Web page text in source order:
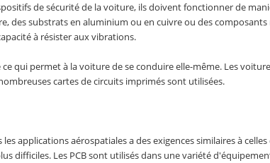
de sécurité de la voiture, ils doivent fonctionner de
des substrats en aluminium ou en cuivre ou des
à résister aux vibrations.
qui permet à la voiture de se conduire elle-même. Les
cartes de circuits imprimés sont utilisées.
applications aérospatiales a des exigences similaires à
difficiles. Les PCB sont utilisés dans une variété